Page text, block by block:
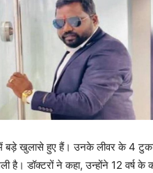
में बड़े खुलासे हुए हैं। उनके लीवर के 4
है। डॉक्टरों ने कहा, उन्होंने 12 वर्ष के